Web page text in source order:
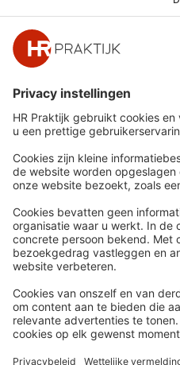
Snel naar
Nieuws
Whitepapers
Webinars
Word lid
Contact
Volg Ons